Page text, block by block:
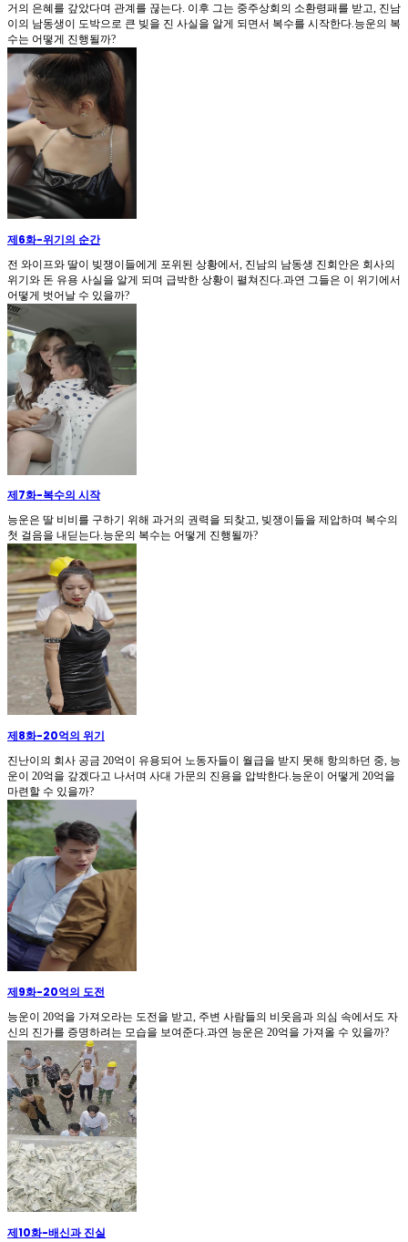
거의 은혜를 갚았다며 관계를 끊는다. 이후 그는 중주상회의 소환령패를 받고, 진남
이의 남동생이 도박으로 큰 빚을 진 사실을 알게 되면서 복수를 시작한다.능운의 복
수는 어떻게 진행될까?
제6화-위기의 순간
전 와이프와 딸이 빚쟁이들에게 포위된 상황에서, 진남의 남동생 진회안은 회사의
위기와 돈 유용 사실을 알게 되며 급박한 상황이 펼쳐진다.과연 그들은 이 위기에서
어떻게 벗어날 수 있을까?
제7화-복수의 시작
능운은 딸 비비를 구하기 위해 과거의 권력을 되찾고, 빚쟁이들을 제압하며 복수의
첫 걸음을 내딛는다.능운의 복수는 어떻게 진행될까?
제8화-20억의 위기
진난이의 회사 공금 20억이 유용되어 노동자들이 월급을 받지 못해 항의하던 중, 능
운이 20억을 갚겠다고 나서며 사대 가문의 진용을 압박한다.능운이 어떻게 20억을
마련할 수 있을까?
제9화-20억의 도전
능운이 20억을 가져오라는 도전을 받고, 주변 사람들의 비웃음과 의심 속에서도 자
신의 진가를 증명하려는 모습을 보여준다.과연 능운은 20억을 가져올 수 있을까?
제10화-배신과 진실